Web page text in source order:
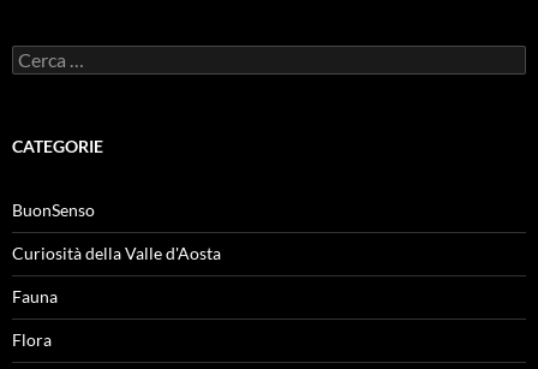
Ricerca
per:
CATEGORIE
BuonSenso
Curiosità della Valle d'Aosta
Fauna
Flora